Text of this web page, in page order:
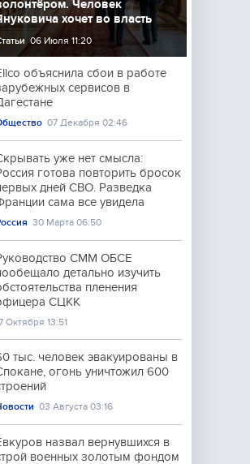
Человек
хочет во власть
06 Июля 11:20
объяснила сбои в работе
сервисов в
07 Декабря 02:46
уже нет смысла:
готова повторить бросок
дней СВО. Разведка
сама все увидела
30 Марта 06:50
СММ ОБСЕ
детально изучить
пленения
СЦКК
Октября 13:51
тыс. человек эвакуированы в
огонь уничтожил 600
03 Августа 03:16
назвал вернувшихся в
военных золотым фондом